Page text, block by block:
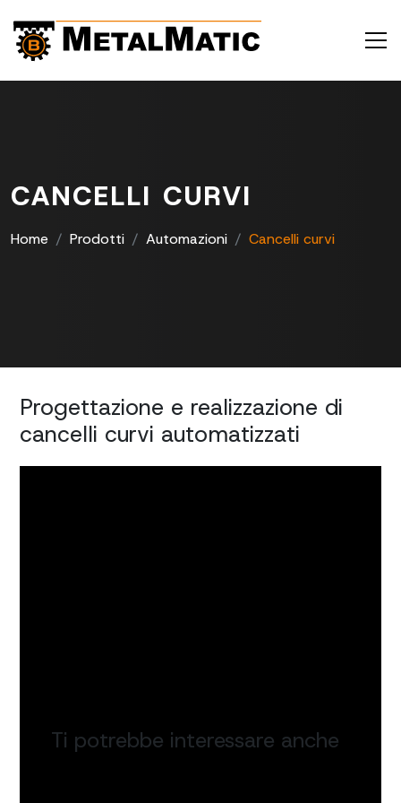
CANCELLI CURVI
Home Prodotti Automazioni Cancelli curvi
Progettazione e realizzazione di
cancelli curvi automatizzati
Ti potrebbe interessare anche